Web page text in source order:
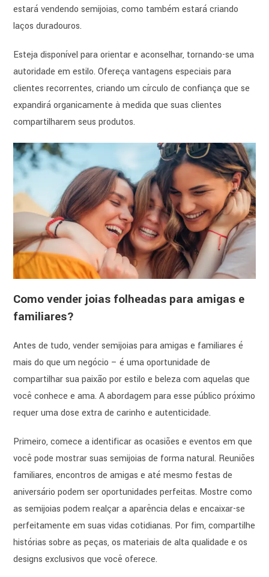
estará vendendo semijoias, como também estará criando
laços duradouros.
Esteja disponível para orientar e aconselhar, tornando-se uma
autoridade em estilo. Ofereça vantagens especiais para
clientes recorrentes, criando um círculo de confiança que se
expandirá organicamente à medida que suas clientes
compartilharem seus produtos.
Como vender joias folheadas para amigas e
familiares?
Antes de tudo, vender semijoias para amigas e familiares é
mais do que um negócio – é uma oportunidade de
compartilhar sua paixão por estilo e beleza com aquelas que
você conhece e ama. A abordagem para esse público próximo
requer uma dose extra de carinho e autenticidade.
Primeiro, comece a identificar as ocasiões e eventos em que
você pode mostrar suas semijoias de forma natural. Reuniões
familiares, encontros de amigas e até mesmo festas de
aniversário podem ser oportunidades perfeitas. Mostre como
as semijoias podem realçar a aparência delas e encaixar-se
perfeitamente em suas vidas cotidianas. Por fim, compartilhe
histórias sobre as peças, os materiais de alta qualidade e os
designs exclusivos que você oferece.